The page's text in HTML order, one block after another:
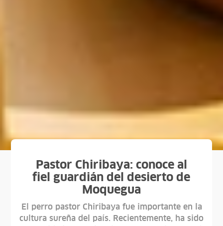
Pastor Chiribaya: conoce al
fiel guardián del desierto de
Moquegua
El perro pastor Chiribaya fue importante en la
cultura sureña del país. Recientemente, ha sido